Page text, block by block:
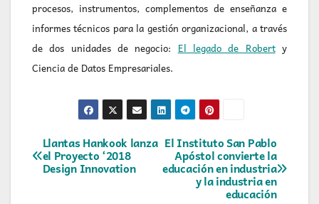
procesos, instrumentos, complementos de enseñanza e
informes técnicos para la gestión organizacional, a través
de dos unidades de negocio: El legado de Roberty
Ciencia de Datos Empresariales.
Navegación
de
El Instituto San Pablo
Apóstol convierte la
educación en industria
y la industria en
educación
Llantas Hankook lanza
el Proyecto ‘2018
Design Innovation